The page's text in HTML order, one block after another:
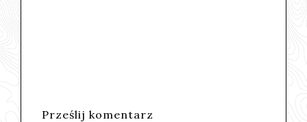
Prześlij komentarz